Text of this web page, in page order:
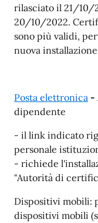
rilasciato il 21/10/
20/10/2022.
sono più validi,
nuova
Posta elettronica -
dipendente
- il link indicato
personale
- richiede
"Autorità di
Dispositivi mobili:
dispositivi mobili